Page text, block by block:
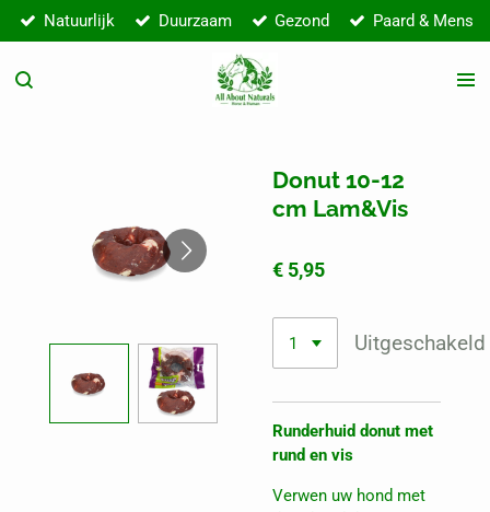
Ga
direct
naar
Natuurlijk Duurzaam Gezond Paard & Mens
Donut 10-12
cm Lam&Vis
€ 5,95
Uitgeschakeld
Runderhuid donut met
rund en vis
Verwen uw hond met